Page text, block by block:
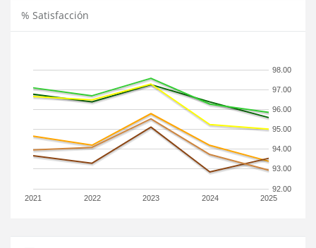
% Satisfacción
2021 2022 2023 2024 2025
92.00
93.00
94.00
95.00
96.00
97.00
98.00